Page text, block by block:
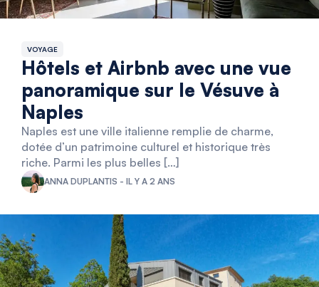
VOYAGE
Hôtels et Airbnb avec une vue
panoramique sur le Vésuve à
Naples
Naples est une ville italienne remplie de charme,
dotée d’un patrimoine culturel et historique très
riche. Parmi les plus belles […]
ANNA DUPLANTIS - IL Y A 2 ANS